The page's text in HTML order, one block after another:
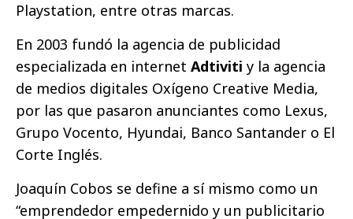
Playstation, entre otras marcas.
En 2003 fundó la agencia de publicidad
especializada en internet Adtiviti y la agencia
de medios digitales Oxígeno Creative Media,
por las que pasaron anunciantes como Lexus,
Grupo Vocento, Hyundai, Banco Santander o El
Corte Inglés.
Joaquín Cobos se define a sí mismo como un
“emprendedor empedernido y un publicitario